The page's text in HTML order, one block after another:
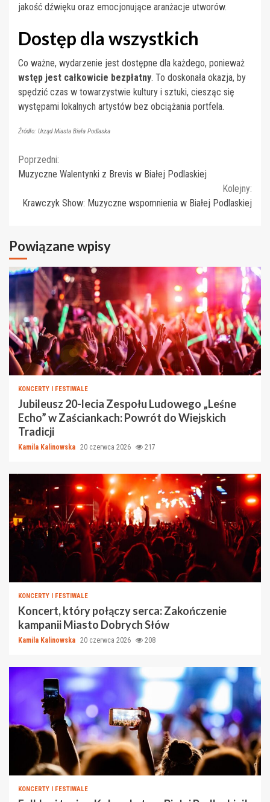
jakość dźwięku oraz emocjonujące aranżacje utworów.
Dostęp dla wszystkich
Co ważne, wydarzenie jest dostępne dla każdego, ponieważ
wstęp jest całkowicie bezpłatny. To doskonała okazja, by
spędzić czas w towarzystwie kultury i sztuki, ciesząc się
występami lokalnych artystów bez obciążania portfela.
Źródło: Urząd Miasta Biała Podlaska
Continue
Poprzedni:
Muzyczne Walentynki z Brevis w Białej Podlaskiej
Kolejny:
Krawczyk Show: Muzyczne wspomnienia w Białej Podlaskiej
Powiązane wpisy
KONCERTY I FESTIWALE
Jubileusz 20-lecia Zespołu Ludowego „Leśne
Echo” w Zaściankach: Powrót do Wiejskich
Tradicji
Kamila Kalinowska 20 czerwca 2026 217
KONCERTY I FESTIWALE
Koncert, który połączy serca: Zakończenie
kampanii Miasto Dobrych Słów
Kamila Kalinowska 20 czerwca 2026 208
KONCERTY I FESTIWALE